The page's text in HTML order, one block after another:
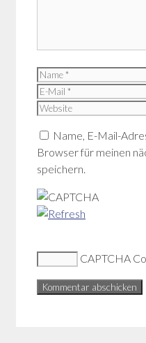
Name
Name, E-Mail-
Browser für meinen
speichern.
CAPTCHA